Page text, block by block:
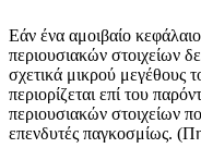
Εάν ένα αμοιβαίο
περιουσιακών στοιχείων
σχετικά μικρού μεγέθους
περιορίζεται επί του
περιουσιακών στοιχείων
επενδυτές παγκοσμίως.